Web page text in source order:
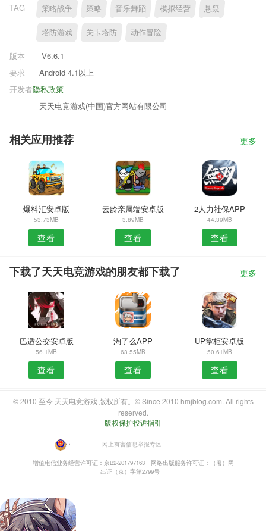
TAG 策略战争 策略 音乐舞蹈 模拟经营 悬疑
塔防游戏 关卡塔防 动作冒险
版本
V6.6.1
要求
Android 4.1以上
隐私政策
开发者
天天电竞游戏(中国)官方网站有限公司
相关应用推荐 更多
爆料汇安卓版
53.73MB
查看
云龄亲属端安卓版
3.89MB
查看
2人力社保APP
44.39MB
查看
下载了天天电竞游戏的朋友都下载了 更多
巴适公交安卓版
56.1MB
查看
淘了么APP
63.55MB
查看
UP掌柜安卓版
50.61MB
查看
© 2010 至今 天天电竞游戏 版权所有。© Since 2010 hmjblog.com. All rights
reserved.
版权保护投诉指引
・ 网上有害信息举报专区
增值电信业务经营许可证：京B2-201797163
网络出版服务许可证：（署）网
出证（京）字第2799号